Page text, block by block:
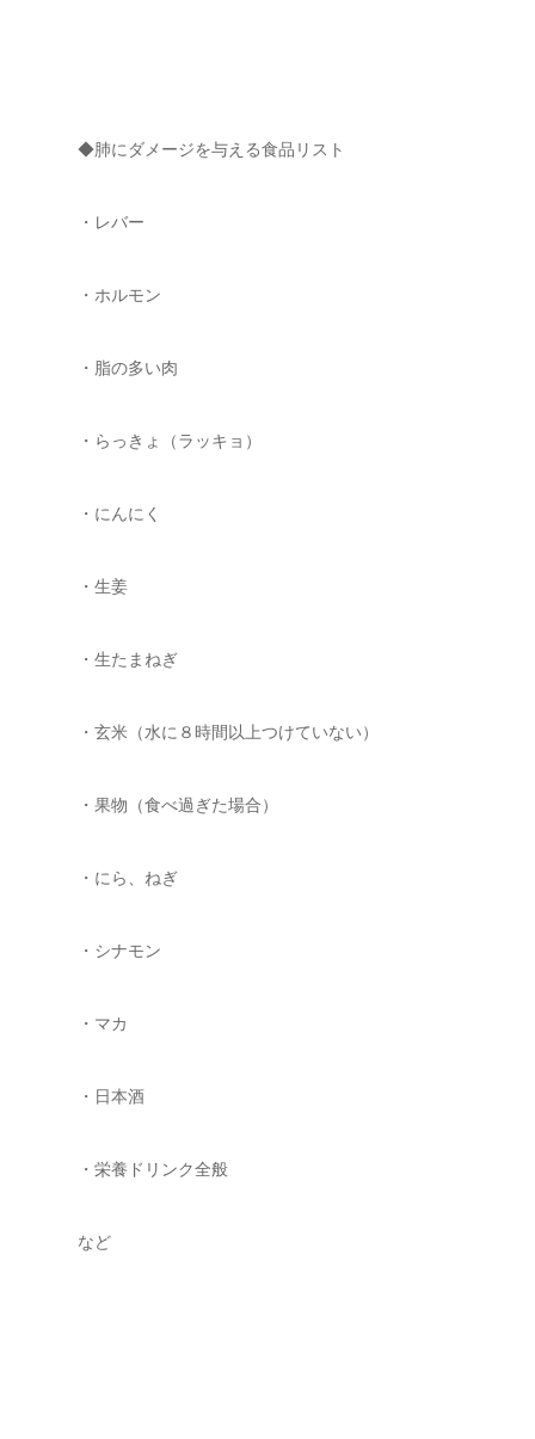
◆肺にダメージを与える食品リスト
・レバー
・ホルモン
・脂の多い肉
・らっきょ（ラッキョ）
・にんにく
・生姜
・生たまねぎ
・玄米（水に８時間以上つけていない）
・果物（食べ過ぎた場合）
・にら、ねぎ
・シナモン
・マカ
・日本酒
・栄養ドリンク全般
など